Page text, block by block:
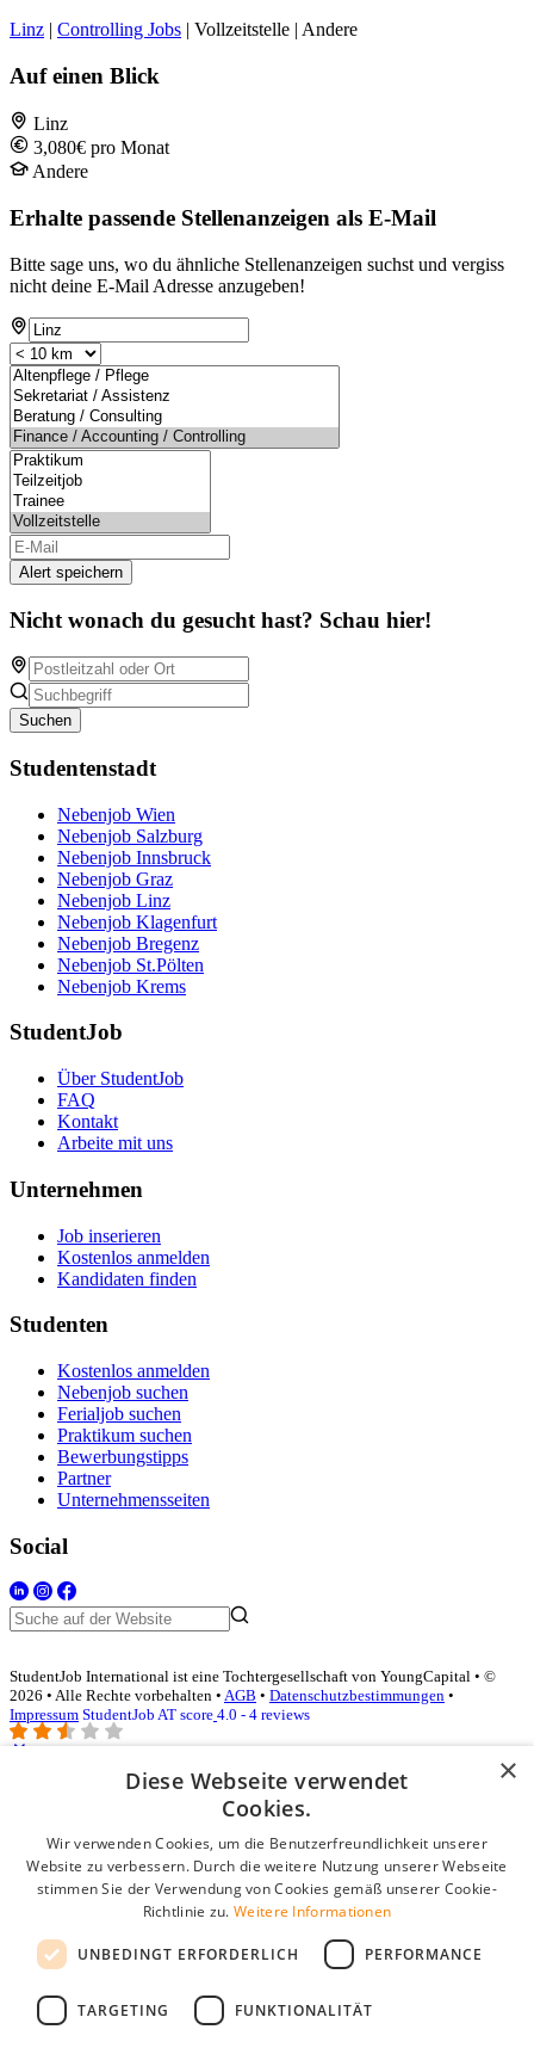
Linz | Controlling Jobs | Vollzeitstelle | Andere
Auf einen Blick
Linz
3,080€ pro Monat
Andere
Erhalte passende Stellenanzeigen als E-Mail
Bitte sage uns, wo du ähnliche Stellenanzeigen suchst und vergiss
nicht deine E-Mail Adresse anzugeben!
Alert speichern
Nicht wonach du gesucht hast? Schau hier!
Suchen
Studentenstadt
Nebenjob Wien
Nebenjob Salzburg
Nebenjob Innsbruck
Nebenjob Graz
Nebenjob Linz
Nebenjob Klagenfurt
Nebenjob Bregenz
Nebenjob St.Pölten
Nebenjob Krems
StudentJob
Über StudentJob
FAQ
Kontakt
Arbeite mit uns
Unternehmen
Job inserieren
Kostenlos anmelden
Kandidaten finden
Studenten
Kostenlos anmelden
Nebenjob suchen
Ferialjob suchen
Praktikum suchen
Bewerbungstipps
Partner
Unternehmensseiten
Social
StudentJob International ist eine Tochtergesellschaft von YoungCapital • ©
2026 • Alle Rechte vorbehalten • AGB • Datenschutzbestimmungen •
Impressum StudentJob AT score 4.0 - 4 reviews
Login für Unternehmen
E-Mail*
Passwort
Angemeldet bleiben
Passwort vergessen?
Kostenloses Unternehmensprofil
×
Diese Webseite verwendet
Cookies.
Wir verwenden Cookies, um die Benutzerfreundlichkeit unserer
Website zu verbessern. Durch die weitere Nutzung unserer Webseite
stimmen Sie der Verwendung von Cookies gemäß unserer Cookie-
Richtlinie zu. Weitere Informationen
UNBEDINGT ERFORDERLICH PERFORMANCE
TARGETING FUNKTIONALITÄT